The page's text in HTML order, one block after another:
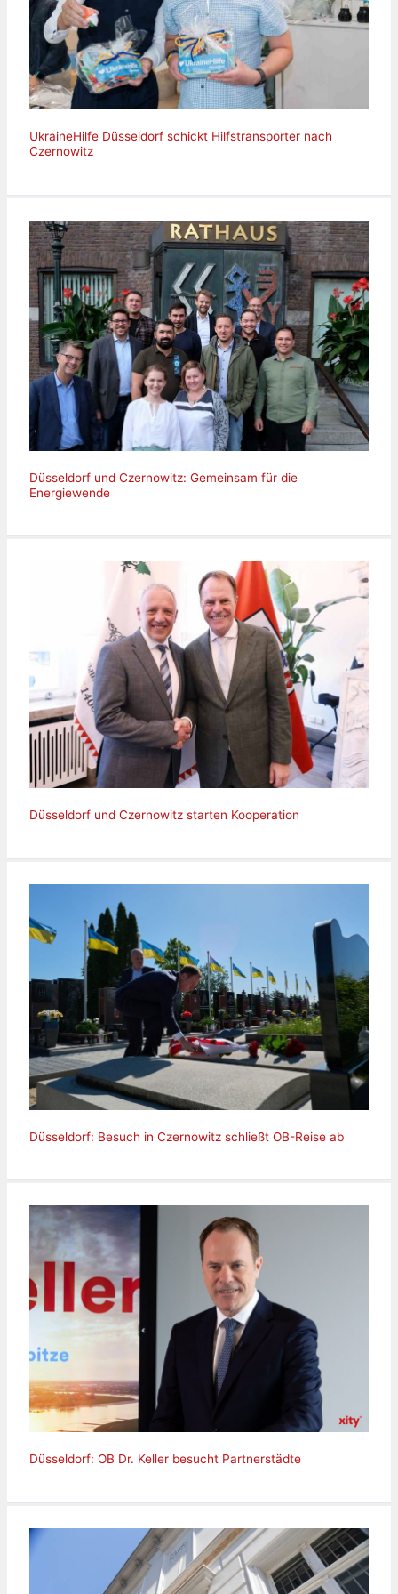
UkraineHilfe Düsseldorf schickt Hilfstransporter nach
Czernowitz
Düsseldorf und Czernowitz: Gemeinsam für die
Energiewende
Düsseldorf und Czernowitz starten Kooperation
Düsseldorf: Besuch in Czernowitz schließt OB-Reise ab
Düsseldorf: OB Dr. Keller besucht Partnerstädte